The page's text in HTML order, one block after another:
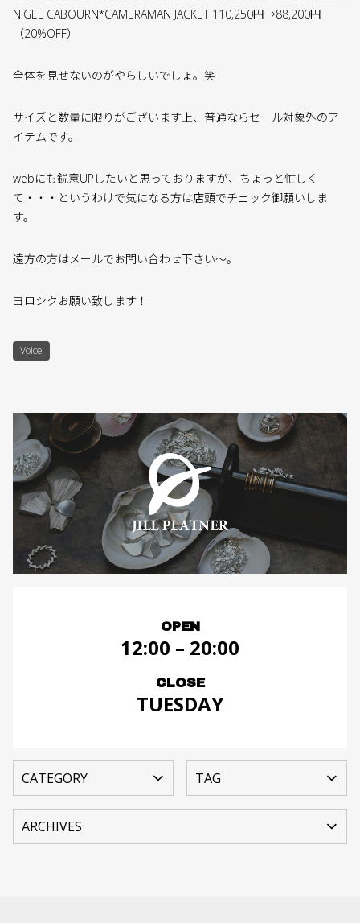
NIGEL CABOURN*CAMERAMAN JACKET 110,250円→88,200円
（20%OFF）
全体を見せないのがやらしいでしょ。笑
サイズと数量に限りがございます上、普通ならセール対象外のア
イテムです。
webにも鋭意UPしたいと思っておりますが、ちょっと忙しく
て・・・というわけで気になる方は店頭でチェック御願いしま
す。
遠方の方はメールでお問い合わせ下さい〜。
ヨロシクお願い致します！
Voice
OPEN
12:00 – 20:00
CLOSE
TUESDAY